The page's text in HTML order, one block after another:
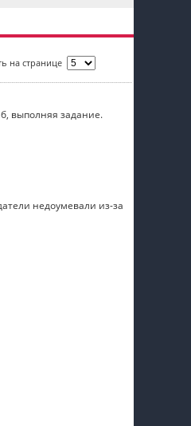
на странице
выполняя задание.
недоумевали из-за